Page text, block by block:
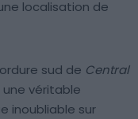
localisation de
sud de Central
véritable
inoubliable sur